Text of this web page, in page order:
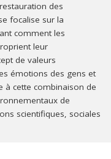
des
focalise sur la
comment les
leur
de valeurs
émotions des gens et
à cette combinaison de
de
scientifiques, sociales